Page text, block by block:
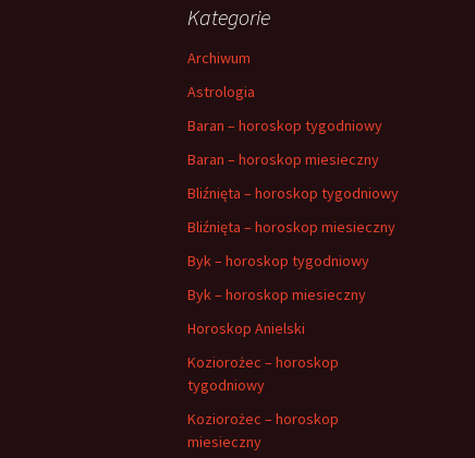
Kategorie
Archiwum
Astrologia
Baran – horoskop tygodniowy
Baran – horoskop miesieczny
Bliźnięta – horoskop tygodniowy
Bliźnięta – horoskop miesieczny
Byk – horoskop tygodniowy
Byk – horoskop miesieczny
Horoskop Anielski
Koziorożec – horoskop
tygodniowy
Koziorożec – horoskop
miesieczny